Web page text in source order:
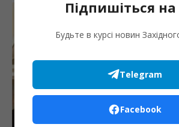
Підпишіться
Будьте в курсі новин
Telegram
Facebook